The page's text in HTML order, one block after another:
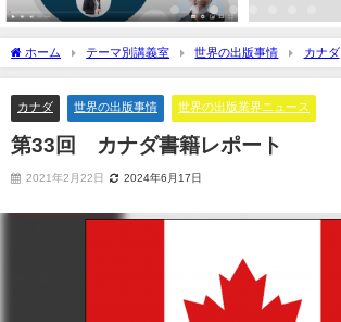
ホーム テーマ別講義室 世界の出版事情 カナダ
レポート
カナダ 世界の出版事情 世界の出版業界ニュース
第33回 カナダ書籍レポート
2021年2月22日 2024年6月17日